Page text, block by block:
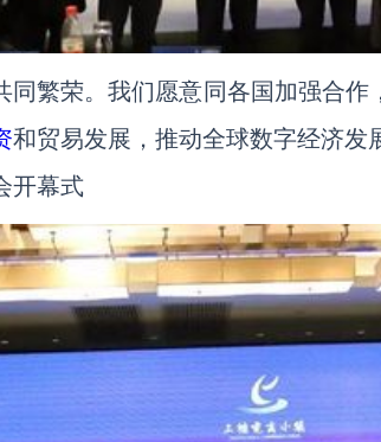
同繁荣。我们愿意同各国加强合
和贸易发展，推动全球数字经济发
开幕式